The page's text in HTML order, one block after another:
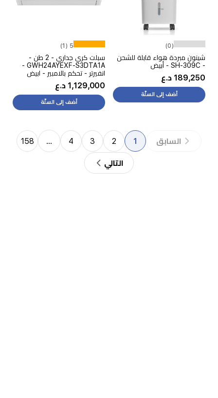
(0)
شينون مبردة هواء قابلة للشحن
- SH-309C - أبيض
189,250 د.ع
أضف إلى السلّة
5 (1)
سبلت كري جداري - 2 طن -
GWH24AYEXF-S3DTA1A -
انفيرتر - تحكم بالامبير - ابيض
1,129,000 د.ع
أضف إلى السلّة
السابق 1
2
3
4
…
158
التالي